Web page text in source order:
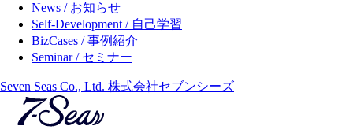
News / お知らせ
Self-Development / 自己学習
BizCases / 事例紹介
Seminar / セミナー
Seven Seas Co., Ltd. 株式会社セブンシーズ